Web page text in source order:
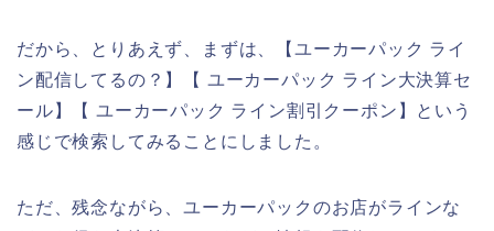
だから、とりあえず、まずは、【ユーカーパック ライ
ン配信してるの？】【 ユーカーパック ライン大決算セ
ール】【 ユーカーパック ライン割引クーポン】という
感じで検索してみることにしました。
ただ、残念ながら、ユーカーパックのお店がラインな